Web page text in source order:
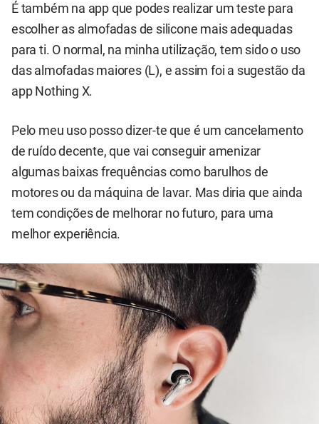
É também na app que podes realizar um teste para
escolher as almofadas de silicone mais adequadas
para ti. O normal, na minha utilização, tem sido o uso
das almofadas maiores (L), e assim foi a sugestão da
app Nothing X.
Pelo meu uso posso dizer-te que é um cancelamento
de ruído decente, que vai conseguir amenizar
algumas baixas frequências como barulhos de
motores ou da máquina de lavar. Mas diria que ainda
tem condições de melhorar no futuro, para uma
melhor experiência.